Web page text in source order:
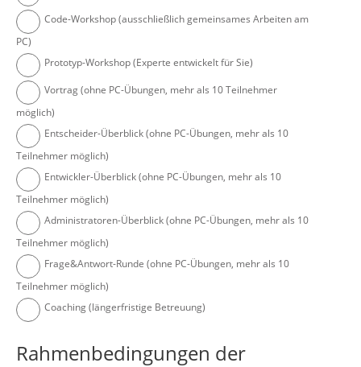
Code-Workshop (ausschließlich gemeinsames Arbeiten am
PC)
Prototyp-Workshop (Experte entwickelt für Sie)
Vortrag (ohne PC-Übungen, mehr als 10 Teilnehmer
möglich)
Entscheider-Überblick (ohne PC-Übungen, mehr als 10
Teilnehmer möglich)
Entwickler-Überblick (ohne PC-Übungen, mehr als 10
Teilnehmer möglich)
Administratoren-Überblick (ohne PC-Übungen, mehr als 10
Teilnehmer möglich)
Frage&Antwort-Runde (ohne PC-Übungen, mehr als 10
Teilnehmer möglich)
Coaching (längerfristige Betreuung)
Rahmenbedingungen der